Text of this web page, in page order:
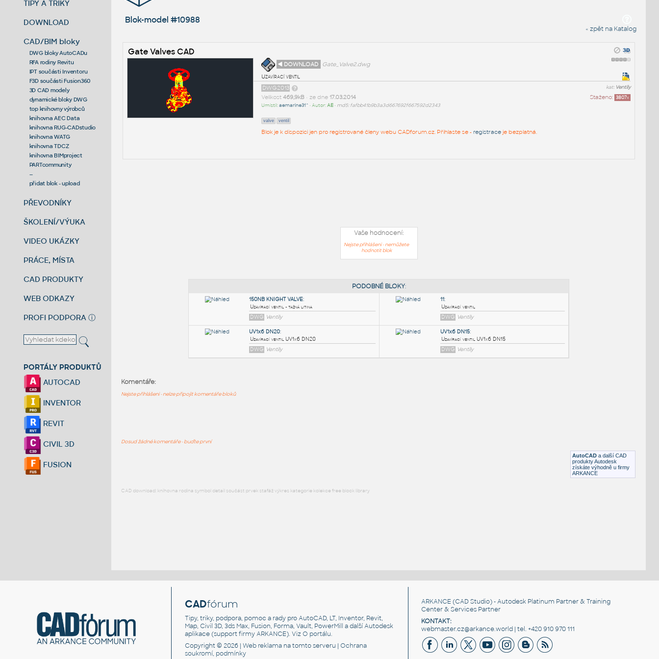
TIPY A TRIKY
DOWNLOAD
CAD/BIM bloky
DWG bloky AutoCADu
RFA rodiny Revitu
IPT součásti Inventoru
F3D součásti Fusion360
3D CAD modely
dynamické bloky DWG
top knihovny výrobců
knihovna AEC Data
knihovna RUG-CADstudio
knihovna WATG
knihovna TDCZ
knihovna BIMproject
PARTcommunity
--
přidat blok - upload
PŘEVODNÍKY
ŠKOLENÍ/VÝUKA
VIDEO UKÁZKY
PRÁCE, MÍSTA
CAD PRODUKTY
WEB ODKAZY
PROFI PODPORA ⓘ
PORTÁLY PRODUKTŮ
AUTOCAD
INVENTOR
REVIT
CIVIL 3D
FUSION
Blok-model #10988
« zpět na Katalog
Gate Valves CAD
◄ DOWNLOAD
Gate_Valve2.dwg
Uzavírací ventil
kat: Ventily
DWG2013
Staženo: 3807x
Velikost 469,9kB• ze dne 17.03.2014
Umístil:aemarine31^ • Autor:AE• md5: fafbb41b9b3a3d667692f667592d2343
valve ventil
Blok je k dispozici jen pro registrované členy webu CADforum.cz. Přihlaste se - registraceje bezplatná.
Vaše hodnocení:
Nejste přihlášeni - nemůžete
hodnotit blok
AutoCAD a další CAD
produkty Autodesk
získáte výhodně u firmy
ARKANCE
Komentáře:
Nejste přihlášeni - nelze připojit komentáře bloků
Dosud žádné komentáře - buďte první
CAD download: knihovna rodina symbol detail součást prvek stafáž výkres kategorie kolekce free block library
CADfórum
Tipy, triky, podpora, pomoc a rady pro AutoCAD, LT, Inventor, Revit,
Map, Civil 3D, 3ds Max, Fusion, Forma, Vault, PowerMill a další Autodesk
aplikace (support firmy ARKANCE). VizO portálu.
Copyright © 2026 |Web reklama na tomto serveru |Ochrana
soukromí, podmínky
ARKANCE (CAD Studio) - Autodesk Platinum Partner & Training
Center & Services Partner
KONTAKT:
webmaster.cz@arkance.world | tel. +420 910 970 111